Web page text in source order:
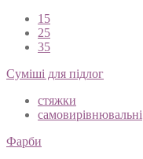
15
25
35
Суміші для підлог
стяжки
самовирівнювальні
Фарби